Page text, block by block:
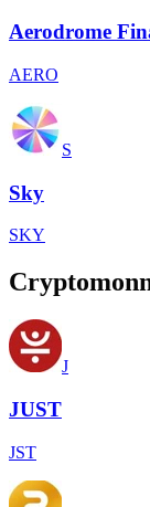
Aerodrome
AERO
S
Sky
SKY
J
JUST
JST